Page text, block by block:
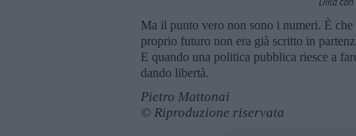
Ma il punto vero non sono i numeri. È
proprio futuro non era già scritto in
E quando una politica pubblica riesce a
dando libertà.
Pietro Mattonai
© Riproduzione riservata